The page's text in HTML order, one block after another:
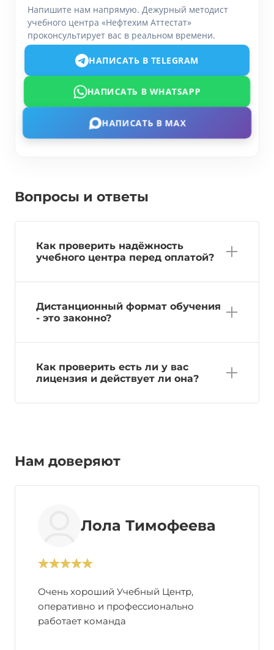
Напишите нам напрямую. Дежурный методист
учебного центра «Нефтехим Аттестат»
проконсультирует вас в реальном времени.
НАПИСАТЬ В TELEGRAM
НАПИСАТЬ В WHATSAPP
НАПИСАТЬ В MAX
Вопросы и ответы
Как проверить надёжность
учебного центра перед оплатой?
Дистанционный формат обучения
- это законно?
Как проверить есть ли у вас
лицензия и действует ли она?
Нам доверяют
Лола Тимофеева
Очень хороший Учебный Центр,
оперативно и профессионально
работает команда